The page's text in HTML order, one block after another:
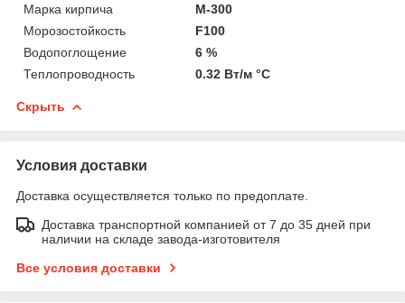
Марка кирпича
М-300
Морозостойкость
F100
Водопоглощение
6 %
Теплопроводность
0.32 Вт/м °С
Скрыть
Условия доставки
Доставка осуществляется только по предоплате.
Доставка транспортной компанией от 7 до 35 дней при
наличии на складе завода-изготовителя
Все условия доставки